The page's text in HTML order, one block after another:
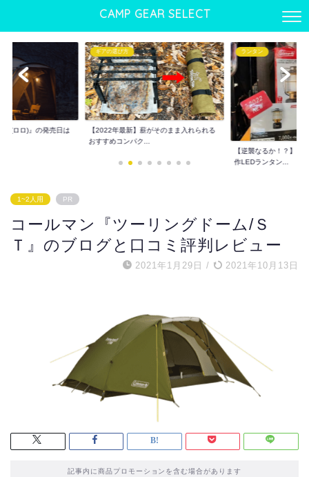
CAMP GEAR SELECT
そのまま入れられる
ランタン
作LEDランタン...
ギアの選び方
ワンタッチテントおす
でも使える優れもの...
1~2人用 PR
コールマン『ツーリングドーム/Ｓ
Ｔ』のブログと口コミ評判レビュー
2021年1月29日 / 2021年10月13日
記事内に商品プロモーションを含む場合があります